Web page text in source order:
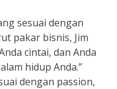
sesuai dengan
pakar bisnis, Jim
cintai, dan Anda
hidup Anda.”
dengan passion,